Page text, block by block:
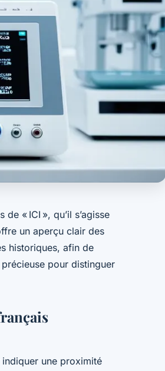
« ICI », qu’il s’agisse
un aperçu clair des
historiques, afin de
pour distinguer
une proximité